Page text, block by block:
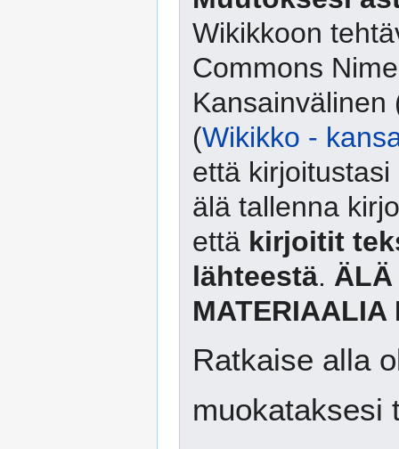
Wikikkoon
Commons
Kansainvälinen
(Wikikko -
että
älä tallenna
että kirjoitit
lähteestä. ÄLÄ
MATERIAALIA
Ratkaise alla
muokataksesi